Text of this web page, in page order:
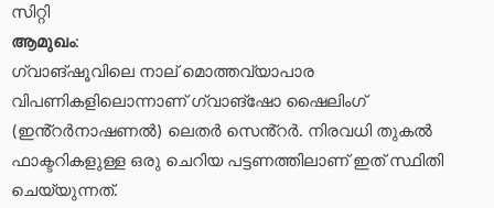
സിറ്റി
ആമുഖം:
ഗ്വാങ്‌ഷൂവിലെ നാല് മൊത്തവ്യാപാര
വിപണികളിലൊന്നാണ് ഗ്വാങ്‌ഷോ ഷൈലിംഗ്
(ഇൻ്റർനാഷണൽ) ലെതർ സെൻ്റർ. നിരവധി തുകൽ
ഫാക്ടറികളുള്ള ഒരു ചെറിയ പട്ടണത്തിലാണ് ഇത് സ്ഥിതി
ചെയ്യുന്നത്.